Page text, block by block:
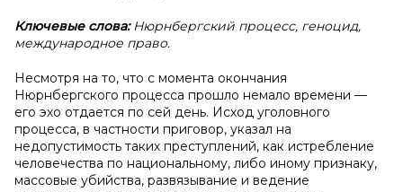
Ключевые слова:Нюрнбергский процесс, геноцид,
международное право.
Несмотря на то, что с момента окончания
Нюрнбергского процесса прошло немало времени —
его эхо отдается по сей день. Исход уголовного
процесса, в частности приговор, указал на
недопустимость таких преступлений, как истребление
человечества по национальному, либо иному признаку,
массовые убийства, развязывание и ведение